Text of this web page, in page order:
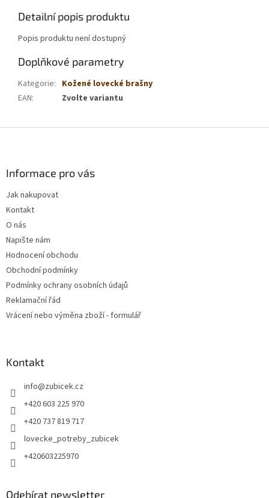
Detailní popis produktu
Popis produktu není dostupný
Doplňkové parametry
Kategorie: Kožené lovecké brašny
EAN: Zvolte variantu
Informace pro vás
Jak nakupovat
Kontakt
O nás
Napište nám
Hodnocení obchodu
Obchodní podmínky
Podmínky ochrany osobních údajů
Reklamační řád
Vrácení nebo výměna zboží - formulář
Kontakt
info@zubicek.cz
+420 603 225 970
+420 737 819 717
lovecke_potreby_zubicek
+420603225970
Odebírat newsletter